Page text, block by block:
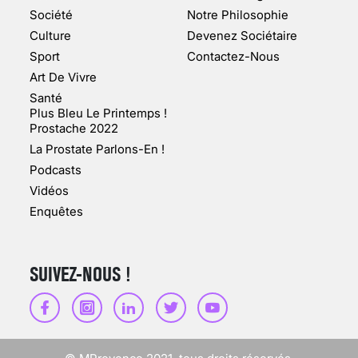
MARSEILLE (1/5)
10 jan 2022
SCANNER, IRM, RADIO,
ÉCHO : DES IMAGES
POUR TOUTES LES
Société
Culture
Sport
Art De Vivre
Santé
Plus Bleu Le Printemps !
Prostache 2022
La Prostate Parlons-En !
Podcasts
Vidéos
Enquêtes
Notre Philosophie
Devenez Sociétaire
Contactez-Nous
SUIVEZ-NOUS !